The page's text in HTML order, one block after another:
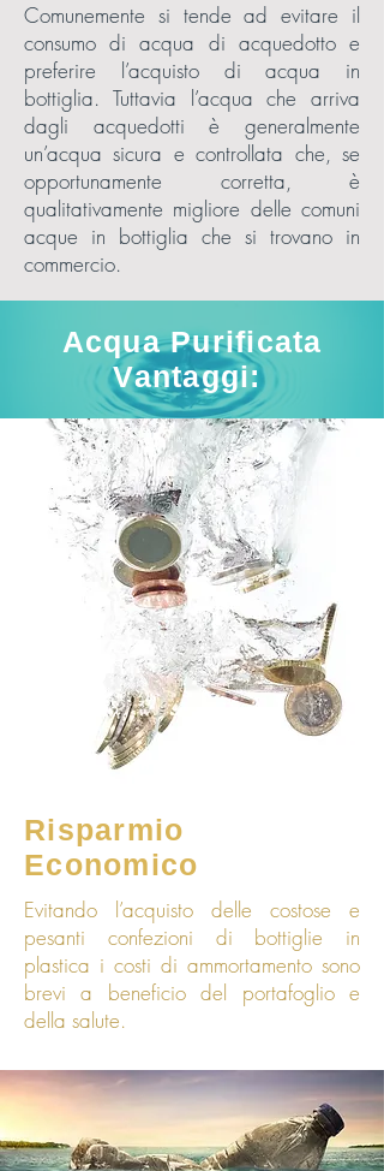
Comunemente si tende ad evitare il
consumo di acqua di acquedotto e
preferire l’acquisto di acqua in
bottiglia. Tuttavia l’acqua che arriva
dagli acquedotti è generalmente
un’acqua sicura e controllata che, se
opportunamente corretta, è
qualitativamente migliore delle comuni
acque in bottiglia che si trovano in
commercio.
Acqua Purificata
Vantaggi:
Risparmio
Economico
Evitando l’acquisto delle costose e
pesanti confezioni di bottiglie in
plastica i costi di ammortamento sono
brevi a beneficio del portafoglio e
della salute.